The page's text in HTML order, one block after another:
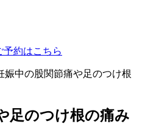
娠中の股関節痛や足のつけ根
足のつけ根の痛み